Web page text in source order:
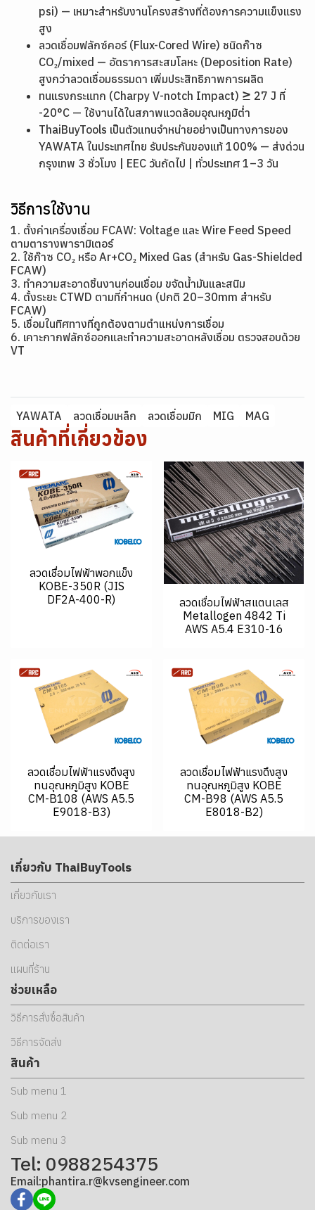
psi) — เหมาะสำหรับงานโครงสร้างที่ต้องการความแข็งแรง
สูง
ลวดเชื่อมฟลักซ์คอร์ (Flux-Cored Wire) ชนิดก๊าซ
CO₂/mixed — อัตราการสะสมโลหะ (Deposition Rate)
สูงกว่าลวดเชื่อมธรรมดา เพิ่มประสิทธิภาพการผลิต
ทนแรงกระแทก (Charpy V-notch Impact) ≥ 27 J ที่
-20°C — ใช้งานได้ในสภาพแวดล้อมอุณหภูมิต่ำ
ThaiBuyTools เป็นตัวแทนจำหน่ายอย่างเป็นทางการของ
YAWATA ในประเทศไทย รับประกันของแท้ 100% — ส่งด่วน
กรุงเทพ 3 ชั่วโมง | EEC วันถัดไป | ทั่วประเทศ 1–3 วัน
วิธีการใช้งาน
1. ตั้งค่าเครื่องเชื่อม FCAW: Voltage และ Wire Feed Speed
ตามตารางพารามิเตอร์
2. ใช้ก๊าซ CO₂ หรือ Ar+CO₂ Mixed Gas (สำหรับ Gas-Shielded
FCAW)
3. ทำความสะอาดชิ้นงานก่อนเชื่อม ขจัดน้ำมันและสนิม
4. ตั้งระยะ CTWD ตามที่กำหนด (ปกติ 20–30mm สำหรับ
FCAW)
5. เชื่อมในทิศทางที่ถูกต้องตามตำแหน่งการเชื่อม
6. เคาะกากฟลักซ์ออกและทำความสะอาดหลังเชื่อม ตรวจสอบด้วย
VT
YAWATA ลวดเชื่อมเหล็ก ลวดเชื่อมมิก MIG MAG
สินค้าที่เกี่ยวข้อง
ลวดเชื่อมไฟฟ้าพอกแข็ง
KOBE-350R (JIS
DF2A-400-R)
ลวดเชื่อมไฟฟ้าสแตนเลส
Metallogen 4842 Ti
AWS A5.4 E310-16
ลวดเชื่อมไฟฟ้าแรงดึงสูง
ทนอุณหภูมิสูง KOBE
CM-B108 (AWS A5.5
E9018-B3)
ลวดเชื่อมไฟฟ้าแรงดึงสูง
ทนอุณหภูมิสูง KOBE
CM-B98 (AWS A5.5
E8018-B2)
เกี่ยวกับ ThaiBuyTools
เกี่ยวกับเรา
บริการของเรา
ติดต่อเรา
แผนที่ร้าน
ช่วยเหลือ
วิธีการสั่งซื้อสินค้า
วิธีการจัดส่ง
สินค้า
Sub menu 1
Sub menu 2
Sub menu 3
Tel: 0988254375
Email:phantira.r@kvsengineer.com